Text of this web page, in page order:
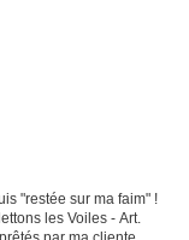
"restée sur ma faim" !
les Voiles - Art.